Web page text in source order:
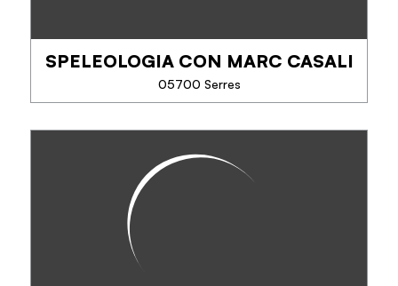
SPELEOLOGIA CON MARC CASALI
05700 Serres
SPELEOLOGIA CON MARC
Vivi un'avventura unica senza tempo, alla scopertà
del sesto continente...
- Speleologia scopertà : primi passi nel sottoterra
- Speleologia avventura : esplorazione più sportiva